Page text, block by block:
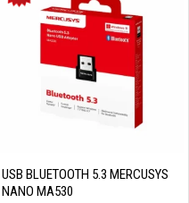
USB BLUETOOTH 5.3 MERCUSYS
NANO MA530